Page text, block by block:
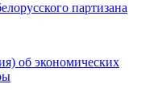
партизана
об экономических